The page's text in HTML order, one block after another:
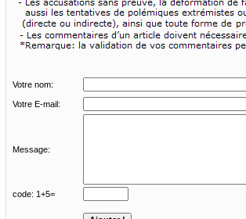
Votre nom:
Votre E-mail:
Message:
code: 1+5=